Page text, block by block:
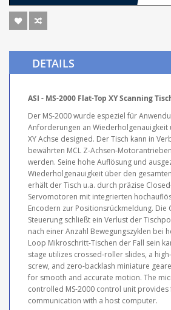
DETAILS
ASI - MS-2000 Flat-Top XY Scanning
Der MS-2000 wurde espeziel für
Anforderungen an Wiederholgenauigkeit
XY Achse designed. Der Tisch kann in
bewährten MCL Z-Achsen-
werden. Seine hohe Auflösung und
Wiederholgenauigkeit über den
erhält der Tisch u.a. durch präzise
Servomotoren mit integrierten
Encodern zur Positionsrückmeldung. Die
Steuerung schließt ein Verlust der
nach einer Anzahl Bewegungszyklen bei
Loop Mikroschritt-Tischen der Fall sein
stage utilizes crossed-roller slides, a
screw, and zero-backlash miniature
for smooth and accurate motion. The
controlled MS-2000 control unit provides
communication with a host computer.